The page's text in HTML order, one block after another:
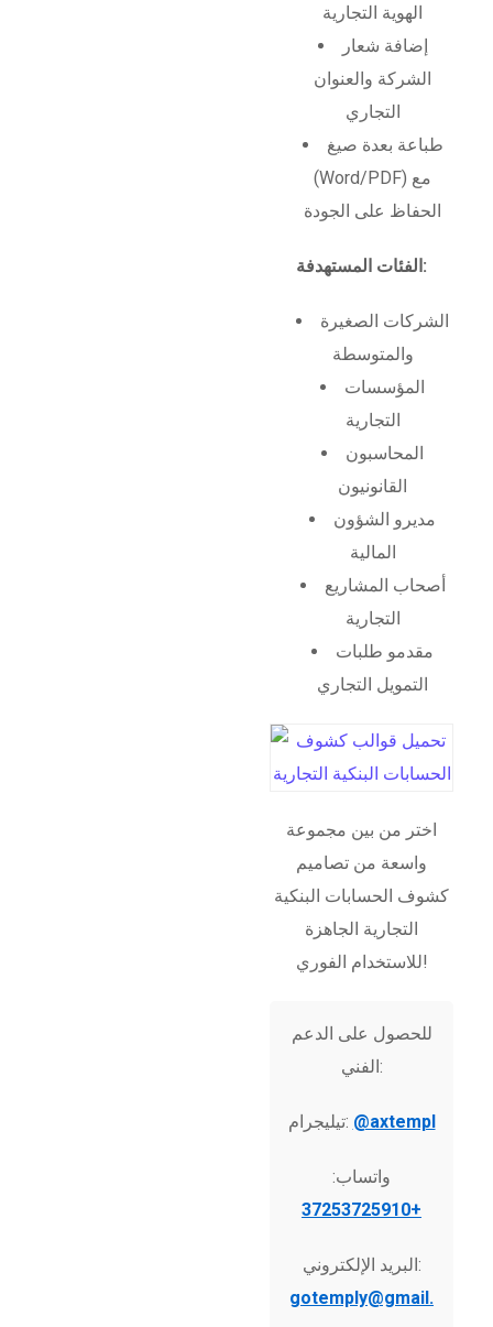
الهوية التجارية
إضافة شعار
الشركة والعنوان
التجاري
طباعة بعدة صيغ
(Word/PDF) مع
الحفاظ على الجودة
الفئات المستهدفة:
الشركات الصغيرة
والمتوسطة
المؤسسات
التجارية
المحاسبون
القانونيون
مديرو الشؤون
المالية
أصحاب المشاريع
التجارية
مقدمو طلبات
التمويل التجاري
اختر من بين مجموعة
واسعة من تصاميم
كشوف الحسابات البنكية
التجارية الجاهزة
للاستخدام الفوري!
للحصول على الدعم
الفني:
تيليجرام: @axtempl
واتساب:
+37253725910
البريد الإلكتروني:
gotemply@gmail.